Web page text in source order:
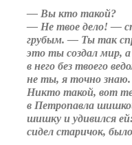
— Вы кто такой?
— Не твое дело! —
грубым. — Ты так
это ты создал мир,
в него без твоего
не ты, я точно
Никто такой, вот
в Петропавла
шишку и удивился
сидел старичок,